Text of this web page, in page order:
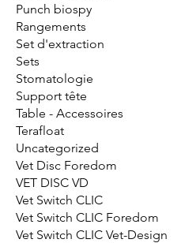
Punch biospy
Rangements
Set d'extraction
Sets
Stomatologie
Support tête
Table - Accessoires
Terafloat
Uncategorized
Vet Disc Foredom
VET DISC VD
Vet Switch CLIC
Vet Switch CLIC Foredom
Vet Switch CLIC Vet-Design